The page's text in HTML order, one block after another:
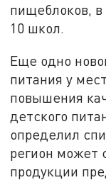
пищеблоков,
10 школ.
Еще одно
питания у
повышения
детского
определил
регион может
продукции